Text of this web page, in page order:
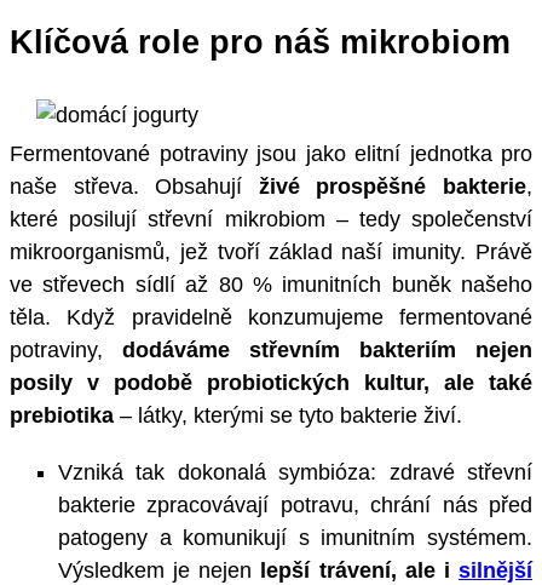
Klíčová role pro náš mikrobiom
Fermentované potraviny jsou jako elitní jednotka pro
naše střeva. Obsahují živé prospěšné bakterie,
které posilují střevní mikrobiom – tedy společenství
mikroorganismů, jež tvoří základ naší imunity. Právě
ve střevech sídlí až 80 % imunitních buněk našeho
těla. Když pravidelně konzumujeme fermentované
potraviny, dodáváme střevním bakteriím nejen
posily v podobě probiotických kultur, ale také
prebiotika – látky, kterými se tyto bakterie živí.
Vzniká tak dokonalá symbióza: zdravé střevní
bakterie zpracovávají potravu, chrání nás před
patogeny a komunikují s imunitním systémem.
Výsledkem je nejen
lepší trávení, ale isilnější